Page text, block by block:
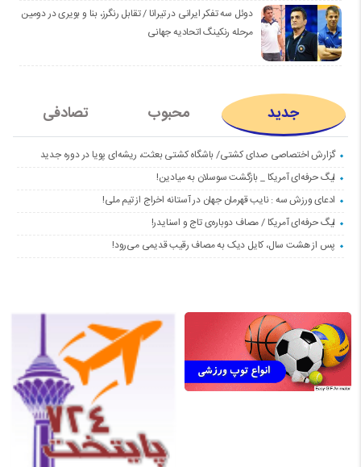
دوئل سه تفکر ایرانی در تیرانا / تقابل رنگرز، بنا و بویری در دومین
مرحله رنکینگ اتحادیه جهانی
جدید محبوب تصادفی
گزارش اختصاصی صدای کشتی/ باشگاه کشتی بعثت، ریشه‌ای پویا در دوره جدید
لیگ حرفه‌ای آمریکا _ بازگشت سوسلان به میادین!
ادعای ورزش سه : نایب قهرمان جهان در آستانه اخراج از تیم ملی!
لیگ حرفه‌ای آمریکا / مصاف دوباره‌ی تاج و اسنایدر!
پس از هشت سال، کایل دیک به مصاف رقیب قدیمی می‌رود!